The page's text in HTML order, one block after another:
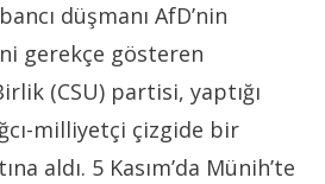
düşmanı AfD’nin
gerekçe gösteren
(CSU) partisi, yaptığı
milliyetçi çizgide bir
aldı. 5 Kasım’da Münih’te